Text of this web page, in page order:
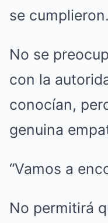
se cumplieron.
No se
con la
conocían,
genuina
“Vamos a
No permitirá